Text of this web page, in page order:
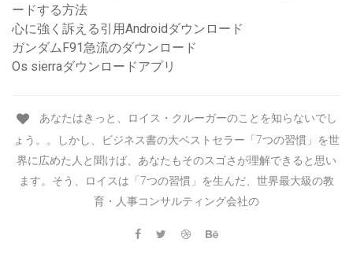
ードする方法
心に強く訴える引用Androidダウンロード
ガンダムF91急流のダウンロード
Os sierraダウンロードアプリ
あなたはきっと、ロイス・クルーガーのことを知らないでし
ょう。。しかし、ビジネス書の大ベストセラー「7つの習慣」を世
界に広めた人と聞けば、あなたもそのスゴさが理解できると思い
ます。そう、ロイスは「7つの習慣」を生んだ、世界最大級の教
育・人事コンサルティング会社の